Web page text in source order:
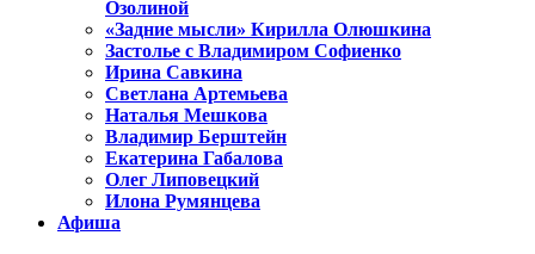
Озолиной
«Задние мысли» Кирилла Олюшкина
Застолье с Владимиром Софиенко
Ирина Савкина
Светлана Артемьева
Наталья Мешкова
Владимир Берштейн
Екатерина Габалова
Олег Липовецкий
Илона Румянцева
Афиша